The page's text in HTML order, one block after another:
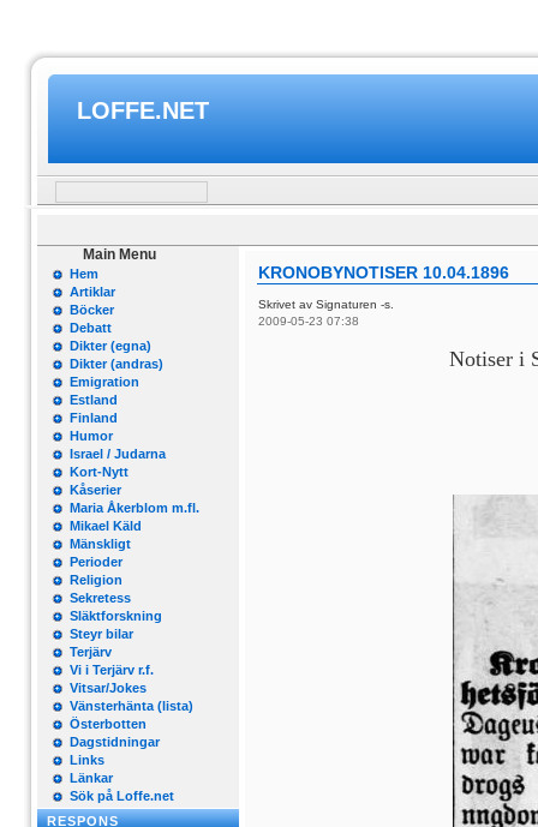
LOFFE.NET
Main Menu
Hem
Artiklar
Böcker
Debatt
Dikter (egna)
Dikter (andras)
Emigration
Estland
Finland
Humor
Israel / Judarna
Kort-Nytt
Kåserier
Maria Åkerblom m.fl.
Mikael Käld
Mänskligt
Perioder
Religion
Sekretess
Släktforskning
Steyr bilar
Terjärv
Vi i Terjärv r.f.
Vitsar/Jokes
Vänsterhänta (lista)
Österbotten
Dagstidningar
Links
Länkar
Sök på Loffe.net
RESPONS
KRONOBYNOTISER 10.04.1896
Skrivet av Signaturen -s.
2009-05-23 07:38
Notiser i